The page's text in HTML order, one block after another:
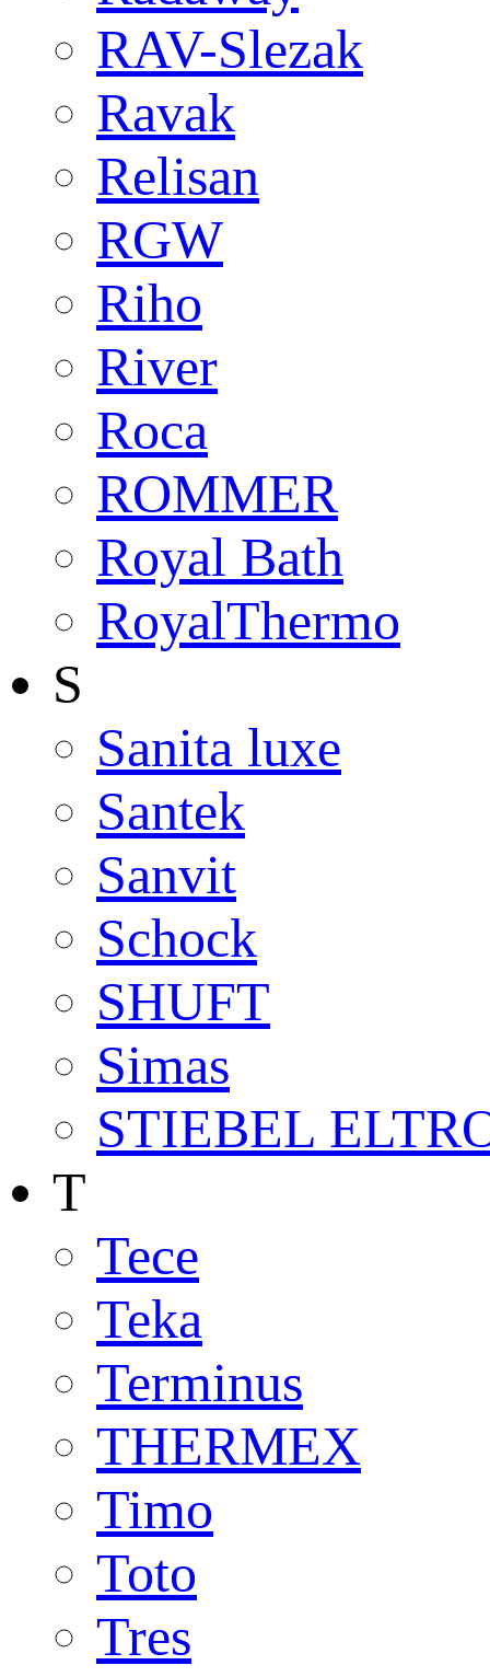
RAV-Slezak
Ravak
Relisan
RGW
Riho
River
Roca
ROMMER
Royal Bath
RoyalThermo
S
Sanita luxe
Santek
Sanvit
Schock
SHUFT
Simas
STIEBEL
T
Tece
Teka
Terminus
THERMEX
Timo
Toto
Tres